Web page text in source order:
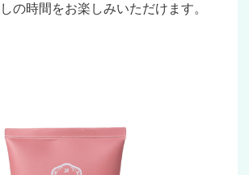
の時間をお楽しみいただけます。